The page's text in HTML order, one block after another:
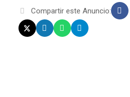
Compartir este Anuncio: